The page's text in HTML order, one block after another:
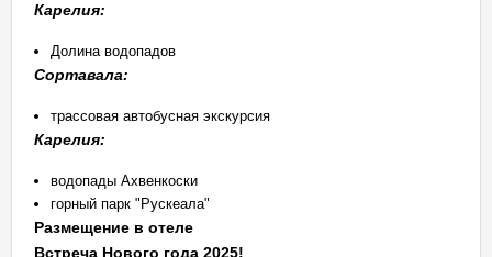
Карелия:
Долина водопадов
Сортавала:
трассовая автобусная экскурсия
Карелия:
водопады Ахвенкоски
горный парк "Рускеала"
Размещение в отеле
Встреча Нового года 2025!